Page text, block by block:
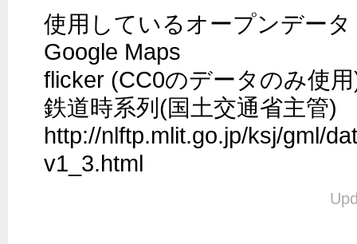
使用しているオープンデータ
Google Maps
flicker (CC0のデータのみ使
鉄道時系列(国土交通省主管)
http://nlftp.mlit.go.jp/ksj/gml/
v1_3.html